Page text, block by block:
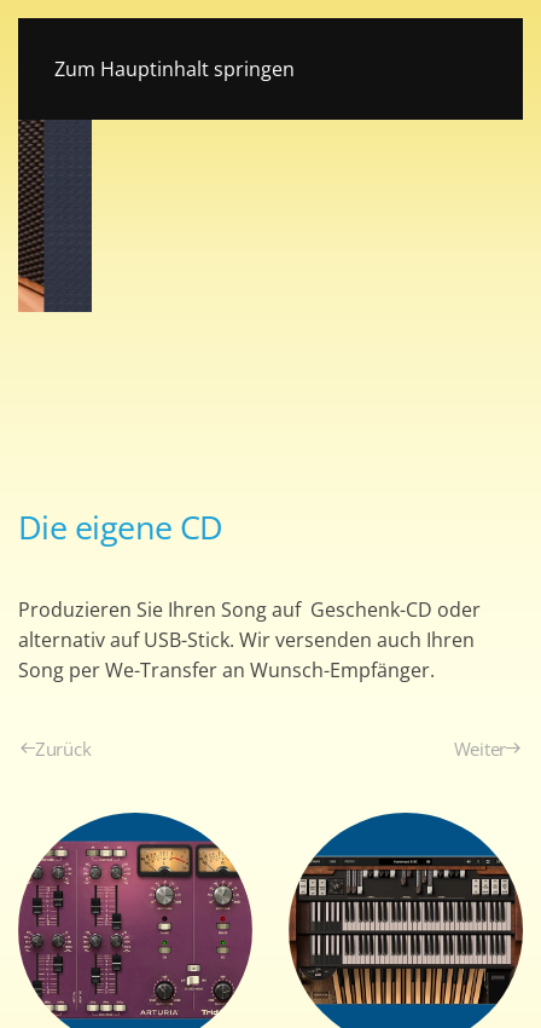
Zum Hauptinhalt springen
Die eigene CD
Produzieren Sie Ihren Song auf Geschenk-CD oder
alternativ auf USB-Stick. Wir versenden auch Ihren
Song per We-Transfer an Wunsch-Empfänger.
Zurück Weiter
+